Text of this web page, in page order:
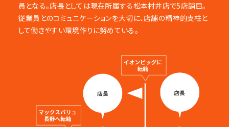
員となる。店長としては現在所属する松本村井店で5店舗目。
従業員とのコミュニケーションを大切に、店舗の精神的支柱と
して働きやすい環境作りに努めている。